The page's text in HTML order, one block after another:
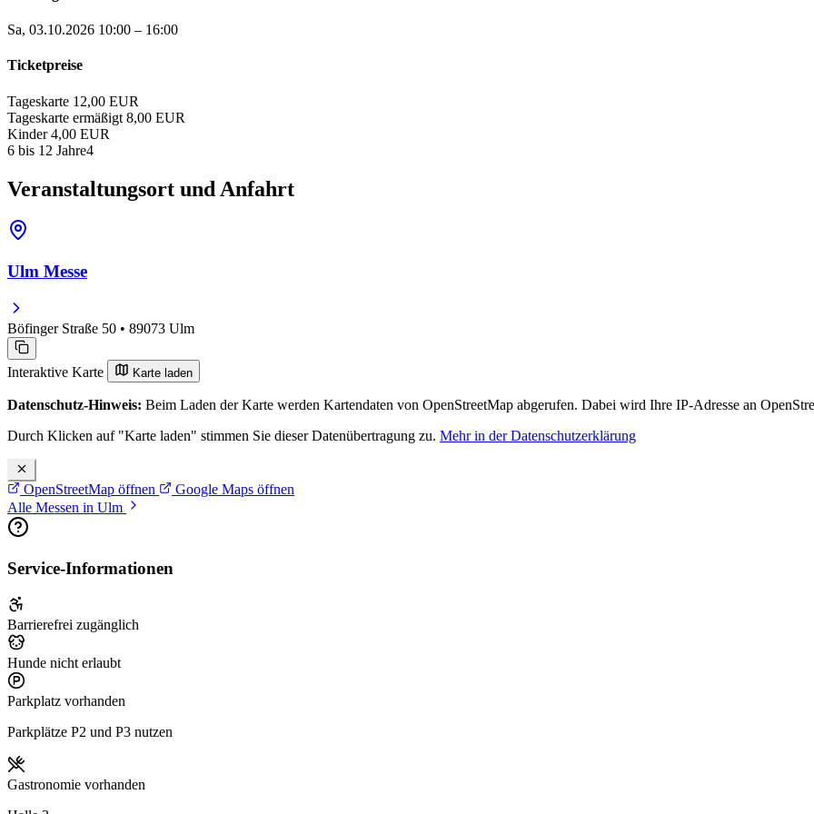
Sa, 03.10.2026 10:00 – 16:00
Ticketpreise
Tageskarte 12,00 EUR
Tageskarte ermäßigt 8,00 EUR
Kinder 4,00 EUR
6 bis 12 Jahre4
Veranstaltungsort und Anfahrt
Ulm Messe
Böfinger Straße 50 • 89073 Ulm
Interaktive Karte Karte laden
Datenschutz-Hinweis: Beim Laden der Karte werden Kartendaten von OpenStreetMap abgerufen. Dabei wird Ihre IP-Adresse an
Durch Klicken auf "Karte laden" stimmen Sie dieser Datenübertragung zu. Mehr in der Datenschutzerklärung
OpenStreetMap öffnen
Google Maps öffnen
Alle Messen in Ulm
Service-Informationen
Barrierefrei zugänglich
Hunde nicht erlaubt
Parkplatz vorhanden
Parkplätze P2 und P3 nutzen
Gastronomie vorhanden